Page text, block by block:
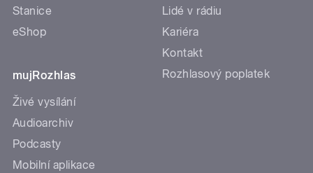
Stanice
eShop
mujRozhlas
Živé vysílání
Audioarchiv
Podcasty
Mobilní aplikace
Lidé v rádiu
Kariéra
Kontakt
Rozhlasový poplatek